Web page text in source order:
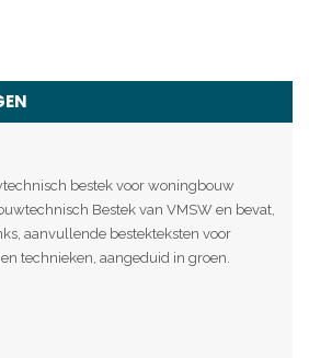
bestek voor woningbouw
Bestek van VMSW en bevat,
aanvullende bestekteksten voor
technieken, aangeduid in groen.